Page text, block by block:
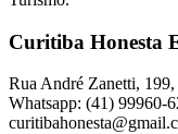
Curitiba Honesta
Rua André Zanetti,
Whatsapp: (41) 99960-